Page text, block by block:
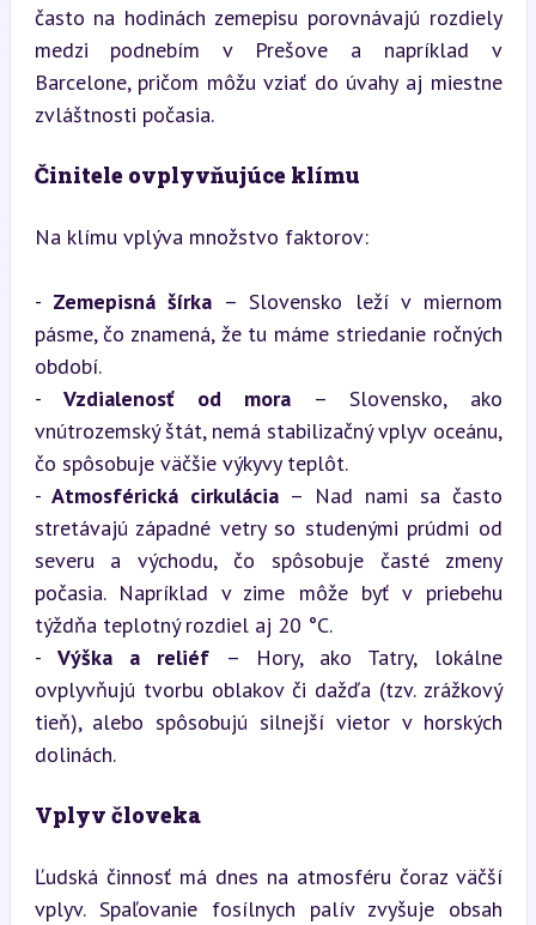
často na hodinách zemepisu porovnávajú rozdiely
medzi podnebím v Prešove a napríklad v
Barcelone, pričom môžu vziať do úvahy aj miestne
zvláštnosti počasia.
Činitele ovplyvňujúce klímu
Na klímu vplýva množstvo faktorov:
- Zemepisná šírka – Slovensko leží v miernom
pásme, čo znamená, že tu máme striedanie ročných
období.
- Vzdialenosť od mora – Slovensko, ako
vnútrozemský štát, nemá stabilizačný vplyv oceánu,
čo spôsobuje väčšie výkyvy teplôt.
- Atmosférická cirkulácia – Nad nami sa často
stretávajú západné vetry so studenými prúdmi od
severu a východu, čo spôsobuje časté zmeny
počasia. Napríklad v zime môže byť v priebehu
týždňa teplotný rozdiel aj 20 °C.
- Výška a reliéf – Hory, ako Tatry, lokálne
ovplyvňujú tvorbu oblakov či dažďa (tzv. zrážkový
tieň), alebo spôsobujú silnejší vietor v horských
dolinách.
Vplyv človeka
Ľudská činnosť má dnes na atmosféru čoraz väčší
vplyv. Spaľovanie fosílnych palív zvyšuje obsah